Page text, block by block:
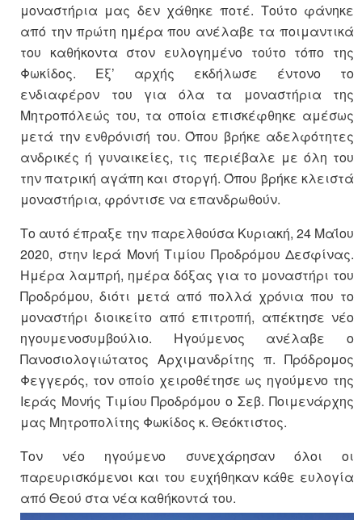
μοναστήρια μας δεν χάθηκε ποτέ. Τούτο φάνηκε
από την πρώτη ημέρα που ανέλαβε τα ποιμαντικά
του καθήκοντα στον ευλογημένο τούτο τόπο της
Φωκίδος. Εξ’ αρχής εκδήλωσε έντονο το
ενδιαφέρον του για όλα τα μοναστήρια της
Μητροπόλεώς του, τα οποία επισκέφθηκε αμέσως
μετά την ενθρόνισή του. Όπου βρήκε αδελφότητες
ανδρικές ή γυναικείες, τις περιέβαλε με όλη του
την πατρική αγάπη και στοργή. Όπου βρήκε κλειστά
μοναστήρια, φρόντισε να επανδρωθούν.
Το αυτό έπραξε την παρελθούσα Κυριακή, 24 Μαΐου
2020, στην Ιερά Μονή Τιμίου Προδρόμου Δεσφίνας.
Ημέρα λαμπρή, ημέρα δόξας για το μοναστήρι του
Προδρόμου, διότι μετά από πολλά χρόνια που το
μοναστήρι διοικείτο από επιτροπή, απέκτησε νέο
ηγουμενοσυμβούλιο. Ηγούμενος ανέλαβε ο
Πανοσιολογιώτατος Αρχιμανδρίτης π. Πρόδρομος
Φεγγερός, τον οποίο χειροθέτησε ως ηγούμενο της
Ιεράς Μονής Τιμίου Προδρόμου ο Σεβ. Ποιμενάρχης
μας Μητροπολίτης Φωκίδος κ. Θεόκτιστος.
Τον νέο ηγούμενο συνεχάρησαν όλοι οι
παρευρισκόμενοι και του ευχήθηκαν κάθε ευλογία
από Θεού στα νέα καθήκοντά του.